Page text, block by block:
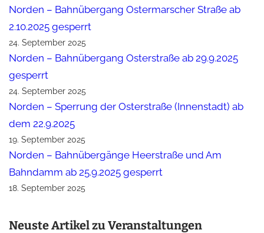
Norden – Bahnübergang Ostermarscher Straße ab
2.10.2025 gesperrt
24. September 2025
Norden – Bahnübergang Osterstraße ab 29.9.2025
gesperrt
24. September 2025
Norden – Sperrung der Osterstraße (Innenstadt) ab
dem 22.9.2025
19. September 2025
Norden – Bahnübergänge Heerstraße und Am
Bahndamm ab 25.9.2025 gesperrt
18. September 2025
Neuste Artikel zu Veranstaltungen